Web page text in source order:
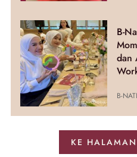
B-
dan
B-
KE